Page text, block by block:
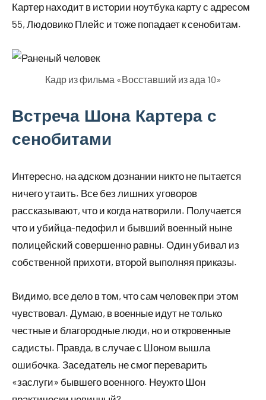
Картер находит в истории ноутбука карту с адресом
55, Людовико Плейс и тоже попадает к сенобитам.
Кадр из фильма «Восставший из ада 10»
Встреча Шона Картера с
сенобитами
Интересно, на адском дознании никто не пытается
ничего утаить. Все без лишних уговоров
рассказывают, что и когда натворили. Получается
что и убийца-педофил и бывший военный ныне
полицейский совершенно равны. Один убивал из
собственной прихоти, второй выполняя приказы.
Видимо, все дело в том, что сам человек при этом
чувствовал. Думаю, в военные идут не только
честные и благородные люди, но и откровенные
садисты. Правда, в случае с Шоном вышла
ошибочка. Заседатель не смог переварить
«заслуги» бывшего военного. Неужто Шон